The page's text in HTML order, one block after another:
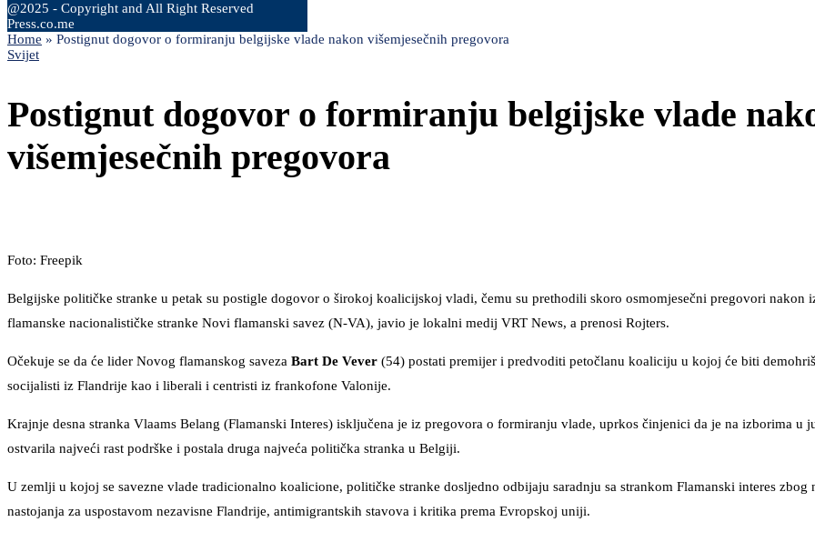
@2025 - Copyright and All Right Reserved
Press.co.me
Home » Postignut dogovor o formiranju belgijske vlade nakon višemjesečnih pregovora
Svijet
Postignut dogovor o formiranju belgijske vlade
višemjesečnih pregovora
Foto: Freepik
Belgijske političke stranke u petak su postigle dogovor o širokoj koalicijskoj vladi, čemu su prethodili skoro osmomjesečni pregovori nakon
flamanske nacionalističke stranke Novi flamanski savez (N-VA), javio je lokalni medij VRT News, a prenosi Rojters.
Očekuje se da će lider Novog flamanskog saveza Bart De Vever (54) postati premijer i predvoditi petočlanu koaliciju u kojoj će biti
socijalisti iz Flandrije kao i liberali i centristi iz frankofone Valonije.
Krajnje desna stranka Vlaams Belang (Flamanski Interes) isključena je iz pregovora o formiranju vlade, uprkos činjenici da je na izborima u
ostvarila najveći rast podrške i postala druga najveća politička stranka u Belgiji.
U zemlji u kojoj se savezne vlade tradicionalno koalicione, političke stranke dosljedno odbijaju saradnju sa strankom Flamanski interes zbog
nastojanja za uspostavom nezavisne Flandrije, antimigrantskih stavova i kritika prema Evropskoj uniji.